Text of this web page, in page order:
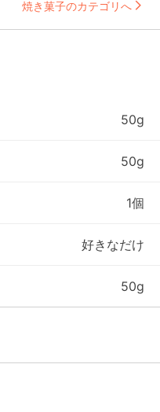
焼き菓子のカテゴリへ
50g
50g
1個
好きなだけ
50g